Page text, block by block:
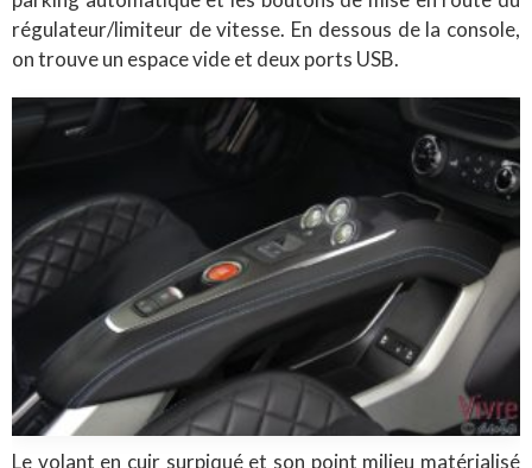
régulateur/limiteur de vitesse. En dessous de la console,
on trouve un espace vide et deux ports USB.
Le volant en cuir surpiqué et son point milieu matérialisé